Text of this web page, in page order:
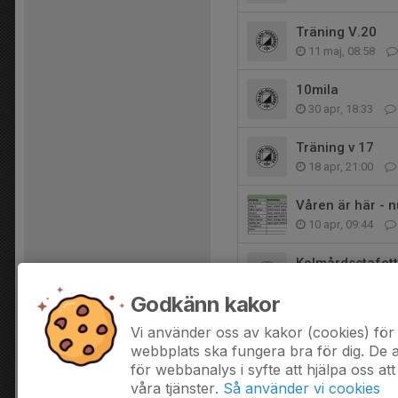
Träning V.20
11 maj, 08:58
10mila
30 apr, 18:33
Träning v 17
18 apr, 21:00
Våren är här -
10 apr, 09:44
6 apr, 19:00 1
Godkänn kakor
Vi använder oss av kakor (cookies)
webbplats ska fungera bra för dig. De
för webbanalys i syfte att hjälpa oss
våra tjänster. Så använder vi cookies